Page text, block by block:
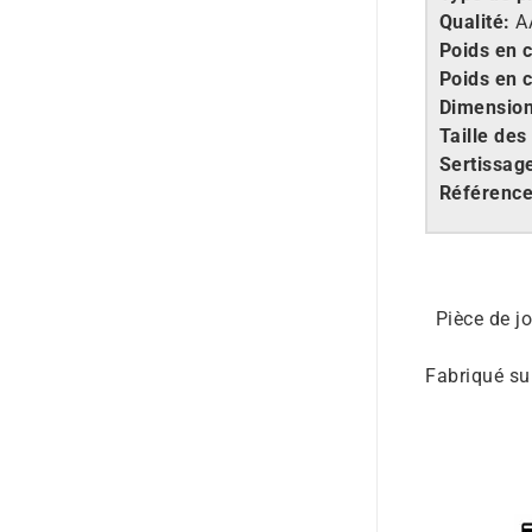
Qualité:
Poids en
Poids en
Taille
Pièce de
Fabriqué